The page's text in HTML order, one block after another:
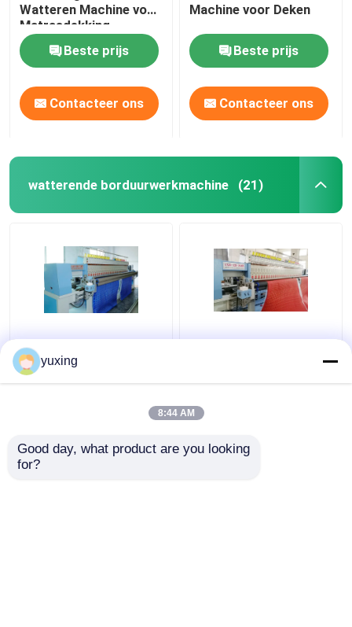
Watteren Machine voor
Matrasdekking
Beste prijs
Contacteer ons
Machine voor Deken
Beste prijs
Contacteer ons
watterende borduurwerkmachine (21)
33 hoofd1000rpm-het
Watteren
Borduurwerkmachine
66 Naalden1000rpm
yuxing
8:44 AM
Good day, what product are you looking
for?